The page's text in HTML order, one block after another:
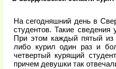
На сегодняшний день в
студентов. Такие
При этом каждый пятый из
либо курил один раз и
четвертый курящий
причем девушки так